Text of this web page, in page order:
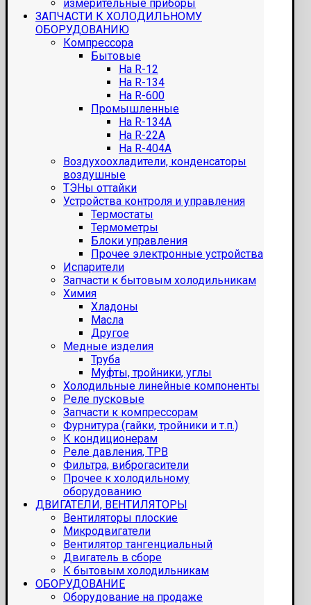
измерительные приборы
ЗАПЧАСТИ К ХОЛОДИЛЬНОМУ
ОБОРУДОВАНИЮ
Компрессора
Бытовые
На R-12
На R-134
На R-600
Промышленные
На R-134A
На R-22A
На R-404A
Воздухоохладители, конденсаторы
воздушные
ТЭНы оттайки
Устройства контроля и управления
Термостаты
Термометры
Блоки управления
Прочее электронные устройства
Испарители
Запчасти к бытовым холодильникам
Химия
Хладоны
Масла
Другое
Медные изделия
Труба
Муфты, тройники, углы
Холодильные линейные компоненты
Реле пусковые
Запчасти к компрессорам
Фурнитура (гайки, тройники и т.п.)
К кондиционерам
Реле давления, ТРВ
Фильтра, виброгасители
Прочее к холодильному
оборудованию
ДВИГАТЕЛИ, ВЕНТИЛЯТОРЫ
Вентиляторы плоские
Микродвигатели
Вентилятор тангенциальный
Двигатель в сборе
К бытовым холодильникам
ОБОРУДОВАНИЕ
Оборудование на продаже